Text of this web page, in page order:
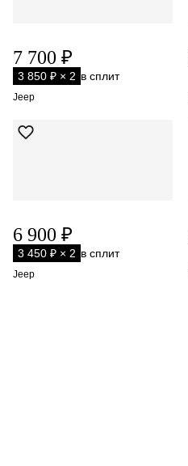
7 700 ₽
3 850 ₽ × 2 в сплит
Jeep
6 900 ₽
3 450 ₽ × 2 в сплит
Jeep